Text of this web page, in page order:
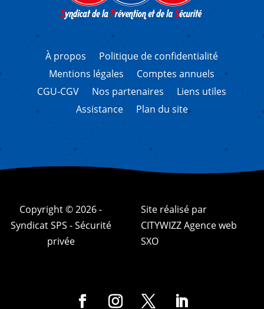
À propos
Politique de confidentialité
Mentions légales
Comptes annuels
CGU-CGV
Nos partenaires
Liens utiles
Assistance
Plan du site
Copyright © 2026 -
Syndicat SPS - Sécurité
privée
Site réalisé par
CITYWIZZ Agence web
SXO